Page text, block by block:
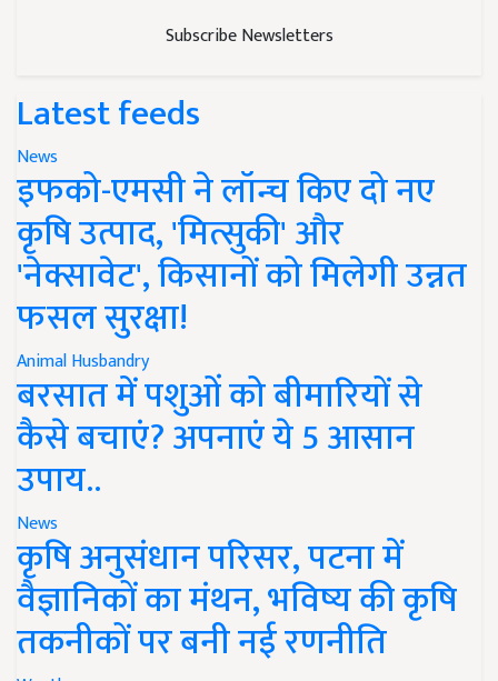
Subscribe Newsletters
Latest feeds
News
इफको-एमसी ने लॉन्च किए दो नए
कृषि उत्पाद, 'मित्सुकी' और
'नेक्सावेट', किसानों को मिलेगी उन्नत
फसल सुरक्षा!
Animal Husbandry
बरसात में पशुओं को बीमारियों से
कैसे बचाएं? अपनाएं ये 5 आसान
उपाय..
News
कृषि अनुसंधान परिसर, पटना में
वैज्ञानिकों का मंथन, भविष्य की कृषि
तकनीकों पर बनी नई रणनीति